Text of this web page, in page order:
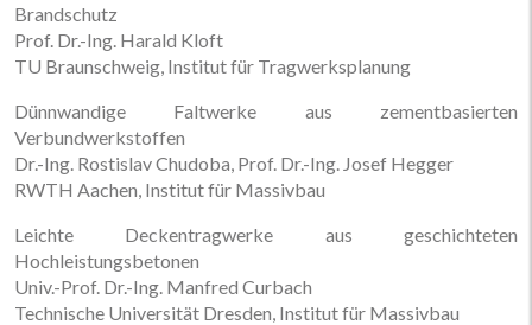
Brandschutz
Prof. Dr.-Ing. Harald Kloft
TU Braunschweig, Institut für Tragwerksplanung
Dünnwandige Faltwerke aus zementbasierten
Verbundwerkstoffen
Dr.-Ing. Rostislav Chudoba, Prof. Dr.-Ing. Josef Hegger
RWTH Aachen, Institut für Massivbau
Leichte Deckentragwerke aus geschichteten
Hochleistungsbetonen
Univ.-Prof. Dr.-Ing. Manfred Curbach
Technische Universität Dresden, Institut für Massivbau